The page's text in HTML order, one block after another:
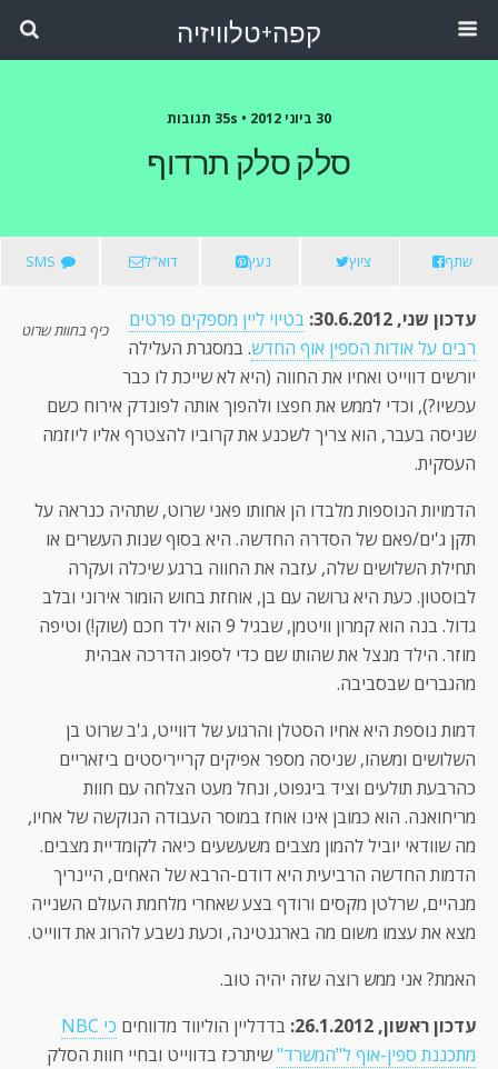
קפה+טלוויזיה
30 ביוני 2012 • 35s תגובות
סלק סלק תרדוף
שתף ציוץ נעץ דוא"ל SMS
כיף בחוות שרוט עדכון שני, 30.6.2012:
בטיוי ליין מספקים פרטים
רבים על אודות הספין אוף החדש. במסגרת העלילה
יורשים דווייט ואחיו את החווה (היא לא שייכת לו כבר
עכשיו?), וכדי לממש את חפצו ולהפוך אותה לפונדק אירוח כשם
שניסה בעבר, הוא צריך לשכנע את קרוביו להצטרף אליו ליוזמה
העסקית.
הדמויות הנוספות מלבדו הן אחותו פאני שרוט, שתהיה כנראה על
תקן ג'ים/פאם של הסדרה החדשה. היא בסוף שנות העשרים או
תחילת השלושים שלה, עזבה את החווה ברגע שיכלה ועקרה
לבוסטון. כעת היא גרושה עם בן, אוחזת בחוש הומור אירוני ובלב
גדול. בנה הוא קמרון וויטמן, שבגיל 9 הוא ילד חכם (שוק!) וטיפה
מוזר. הילד מנצל את שהותו שם כדי לספוג הדרכה אבהית
מהגברים שבסביבה.
דמות נוספת היא אחיו הסטלן והרגוע של דווייט, ג'ב שרוט בן
השלושים ומשהו, שניסה מספר אפיקים קרייריסטים ביזאריים
כהרבעת תולעים וציד ביגפוט, ונחל מעט הצלחה עם חוות
מריחואנה. הוא כמובן אינו אוחז במוסר העבודה הנוקשה של אחיו,
מה שוודאי יוביל להמון מצבים משעשעים כיאה לקומדיית מצבים.
הדמות החדשה הרביעית היא דודם-הרבא של האחים, היינריך
מנהיים, שרלטן מקסים ורודף בצע שאחרי מלחמת העולם השנייה
מצא את עצמו משום מה בארגנטינה, וכעת נשבע להרוג את דווייט.
האמת? אני ממש רוצה שזה יהיה טוב.
עדכון ראשון, 26.1.2012:
בדדליין הוליווד מדווחים
כי NBC
מתכננת ספין-אוף ל"המשרד"שיתרכז בדווייט ובחיי חוות הסלק